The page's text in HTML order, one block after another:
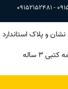
-
09152152481
نشان و پلاک استاندارد
۳ ساله